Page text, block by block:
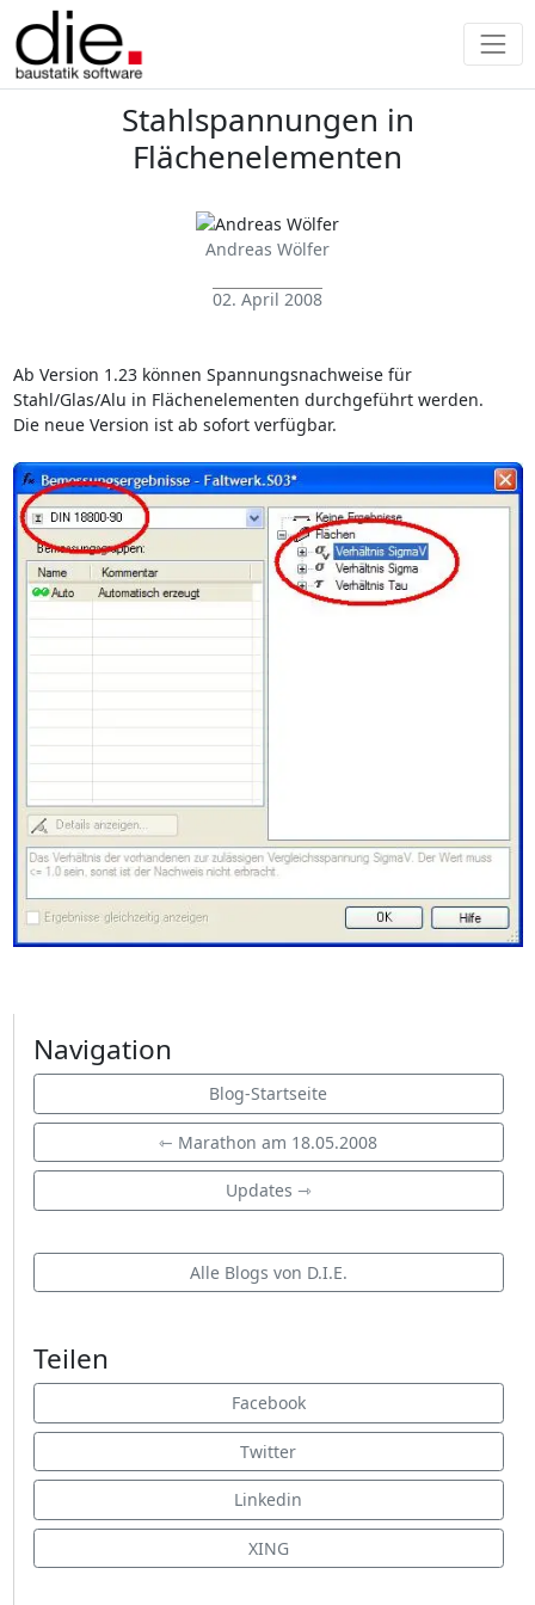
Stahlspannungen in
Flächenelementen
Andreas Wölfer
02. April 2008
Ab Version 1.23 können Spannungsnachweise für
Stahl/Glas/Alu in Flächenelementen durchgeführt werden.
Die neue Version ist ab sofort verfügbar.
Navigation
Blog-Startseite
⇽ Marathon am 18.05.2008
Updates ⇾
Alle Blogs von D.I.E.
Teilen
Facebook
Twitter
Linkedin
XING